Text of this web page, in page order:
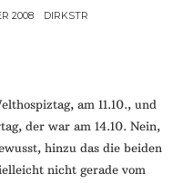
2008 DIRKSTR
am 11.10., und
der war am 14.10. Nein,
hinzu das die beiden
nicht gerade vom